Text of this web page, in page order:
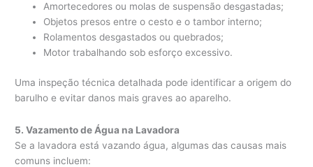
Amortecedores ou molas de suspensão desgastadas;
Objetos presos entre o cesto e o tambor interno;
Rolamentos desgastados ou quebrados;
Motor trabalhando sob esforço excessivo.
Uma inspeção técnica detalhada pode identificar a origem do
barulho e evitar danos mais graves ao aparelho.
5. Vazamento de Água na Lavadora
Se a lavadora está vazando água, algumas das causas mais
comuns incluem: